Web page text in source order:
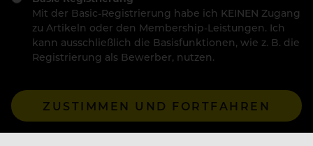
Mit der Basic-Registrierung habe ich KEINEN Zugang
zu Artikeln oder den Membership-Leistungen. Ich
kann ausschließlich die Basisfunktionen, wie z. B. die
Registrierung als Bewerber, nutzen.
ZUSTIMMEN UND FORTFAHREN